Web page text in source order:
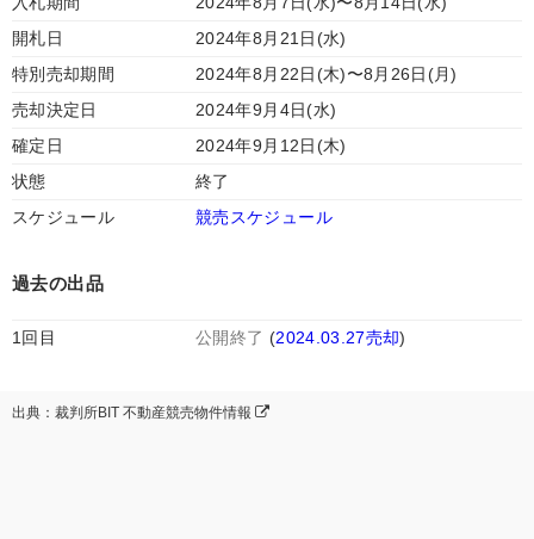
開札日
2024年8月21日(水)
特別売却期間
2024年8月22日(木)〜8月26日(月)
売却決定日
2024年9月4日(水)
確定日
2024年9月12日(木)
状態
終了
スケジュール
競売スケジュール
過去の出品
1回目 公開終了 (2024.03.27売却)
出典：裁判所BIT 不動産競売物件情報